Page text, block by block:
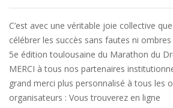
C’est avec une véritable joie collective
célébrer les succès sans fautes ni
5e édition toulousaine du Marathon du
MERCI à tous nos partenaires
grand merci plus personnalisé à tous les
organisateurs : Vous trouverez en ligne